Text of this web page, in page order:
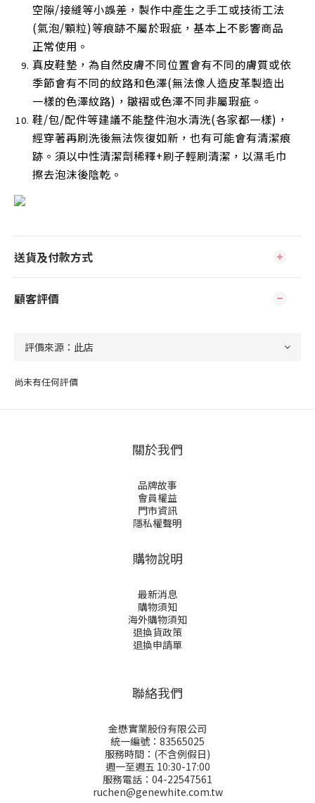
空隙/接縫等小誤差，製作中產生之手工或技術工法
(氣泡/顆粒)等痕跡不屬於瑕疵，基本上不影響商品
正常使用 。
真皮鞋墊，為自然皮膚不同位置會有不同的膚質或依
季節會有不同的紋路和色澤(無法像人造皮革製造出
一樣的色澤紋路)，皺褶或色澤不同非屬瑕疵。
鞋/包/配件等建議不能整件泡水清洗(各家都一樣)，
經穿著再刷洗後無法恢復如新，也有可能會有清潔痕
跡。須以中性清潔劑稀釋+刷子輕刷清潔，以濕毛巾
擦去泡沫後陰乾 。
送貨及付款方式
顧客評價
尚未有任何評價
關於我們
品牌故事
會員權益
門市資訊
隱私權聲明
購物說明
最新消息
購物須知
海外購物須知
退換貨政策
退換申請單
聯絡我們
金懋實業股份有限公司
統一編號：83565025
服務時間：(不含例假日)
週一至週五 10:30-17:00
服務電話：04-22547561
ruchen@genewhite.com.tw